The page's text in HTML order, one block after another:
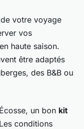
votre voyage
vos
haute saison.
être adaptés
des B&B ou
un bon kit
conditions